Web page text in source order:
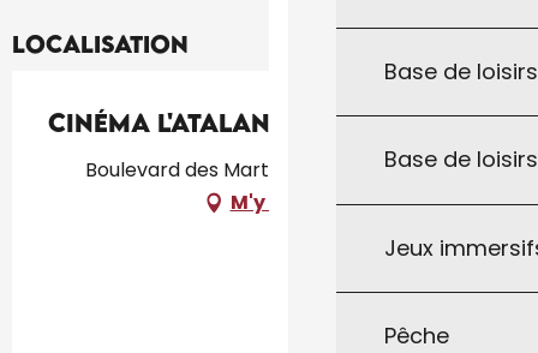
Base de
Base de
Jeux
Pêche
Localisation
Cinéma L'Atalante
Boulevard des Martyrs, 46300 Gourdon
M'y rendre